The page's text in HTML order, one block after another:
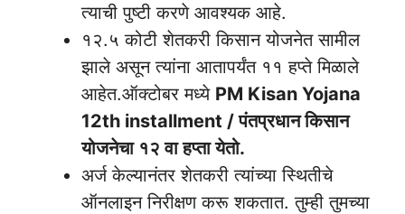
त्याची पुष्टी करणे आवश्यक आहे.
१२.५ कोटी शेतकरी किसान योजनेत सामील
झाले असून त्यांना आतापर्यंत ११ हप्ते मिळाले
आहेत.ऑक्टोबर मध्ये PM Kisan Yojana
12th installment / पंतप्रधान किसान
योजनेचा १२ वा हप्ता येतो.
अर्ज केल्यानंतर शेतकरी त्यांच्या स्थितीचे
ऑनलाइन निरीक्षण करू शकतात. तुम्ही तुमच्या